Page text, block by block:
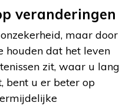
veranderingen
maar door
houden dat het leven
zit, waar u lang
bent u er beter op